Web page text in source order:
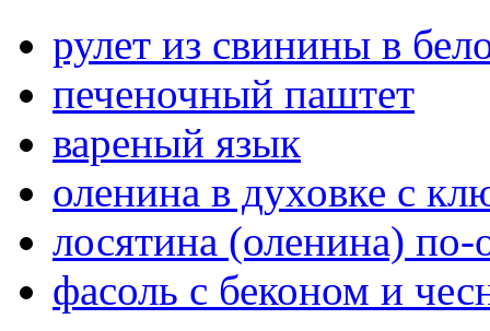
рулет из свинины в
печеночный паштет
вареный язык
оленина в духовке с
лосятина (оленина) по-
фасоль с беконом и